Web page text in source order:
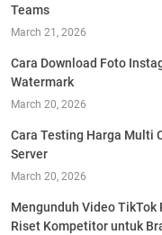
Teams
March 21, 2026
Cara Download Foto
Watermark
March 20, 2026
Cara Testing Harga Multi
Server
March 20, 2026
Mengunduh Video
Riset Kompetitor untuk